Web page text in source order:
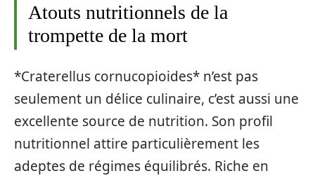
Atouts nutritionnels de la
trompette de la mort
*Craterellus cornucopioides* n’est pas
seulement un délice culinaire, c’est aussi une
excellente source de nutrition. Son profil
nutritionnel attire particulièrement les
adeptes de régimes équilibrés. Riche en